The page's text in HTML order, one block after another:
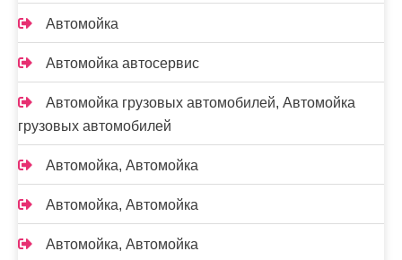
Автомойка
Автомойка автосервис
Автомойка грузовых автомобилей, Автомойка
грузовых автомобилей
Автомойка, Автомойка
Автомойка, Автомойка
Автомойка, Автомойка